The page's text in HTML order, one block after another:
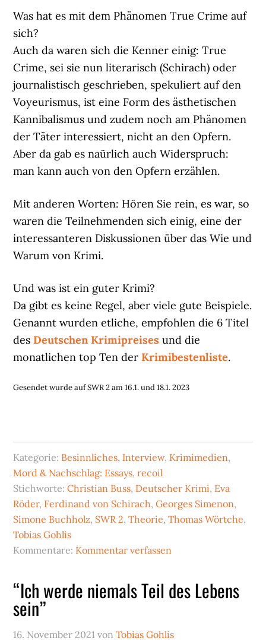
Was hat es mit dem Phänomen True Crime auf
sich?
Auch da waren sich die Kenner einig: True
Crime, sei sie nun literarisch (Schirach) oder
journalistisch geschrieben, spekuliert auf den
Voyeurismus, ist eine Form des ästhetischen
Kannibalismus und zudem noch am Phänomen
der Täter interessiert, nicht an den Opfern.
Aber da gab es naürlich auch Widerspruch:
man kann auch von den Opfern erzählen.
Mit anderen Worten: Hören Sie rein, es war, so
waren die Teilnehmenden sich einig, eine der
interessanteren Diskussionen über das Wie und
Warum von Krimi.
Und was ist ein guter Krimi?
Da gibt es keine Regel, aber viele gute Beispiele.
Genannt wurden etliche, empfohlen die 6 Titel
des Deutschen Krimipreises und die
monatlichen top Ten der Krimibestenliste.
Gesendet wurde auf SWR 2 am 16.1. und 18.1. 2023
Kategorie: Besinnliches, Interview, Krimimedien,
Mord & Nachschlag: Essays,recoil
Stichworte:Christian Buss, Deutscher Krimi, Eva
Röder, Ferdinand von Schirach,Georges Simenon,
Simone Buchholz, SWR 2,Theorie,Thomas Wörtche,
Tobias Gohlis
Kommentare: Kommentar verfassen
“Ich werde niemals Teil des Lebens
sein”
16. November 2021 vonTobias Gohlis